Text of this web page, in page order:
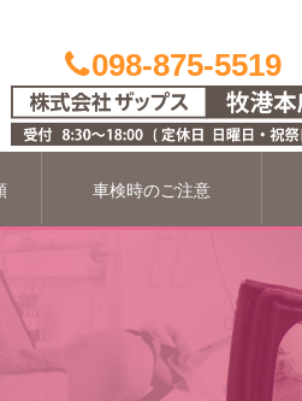
098-875-5519
車検時のご注意